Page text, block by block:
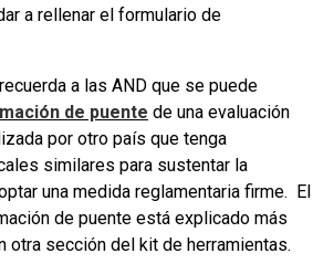
a rellenar el formulario de
a las AND que se puede
de puente de una evaluación
por otro país que tenga
similares para sustentar la
una medida reglamentaria firme. El
de puente está explicado más
otra sección del kit de herramientas.